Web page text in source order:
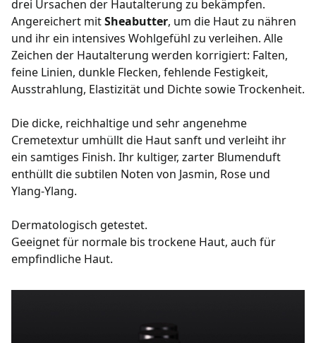
drei Ursachen der Hautalterung zu bekämpfen.
Angereichert mitSheabutter, um die Haut zu nähren
und ihr ein intensives Wohlgefühl zu verleihen. Alle
Zeichen der Hautalterung werden korrigiert: Falten,
feine Linien, dunkle Flecken, fehlende Festigkeit,
Ausstrahlung, Elastizität und Dichte sowie Trockenheit.
Die dicke, reichhaltige und sehr angenehme
Cremetextur umhüllt die Haut sanft und verleiht ihr
ein samtiges Finish. Ihr kultiger, zarter Blumenduft
enthüllt die subtilen Noten von Jasmin, Rose und
Ylang-Ylang.
Dermatologisch getestet.
Geeignet für normale bis trockene Haut, auch für
empfindliche Haut.